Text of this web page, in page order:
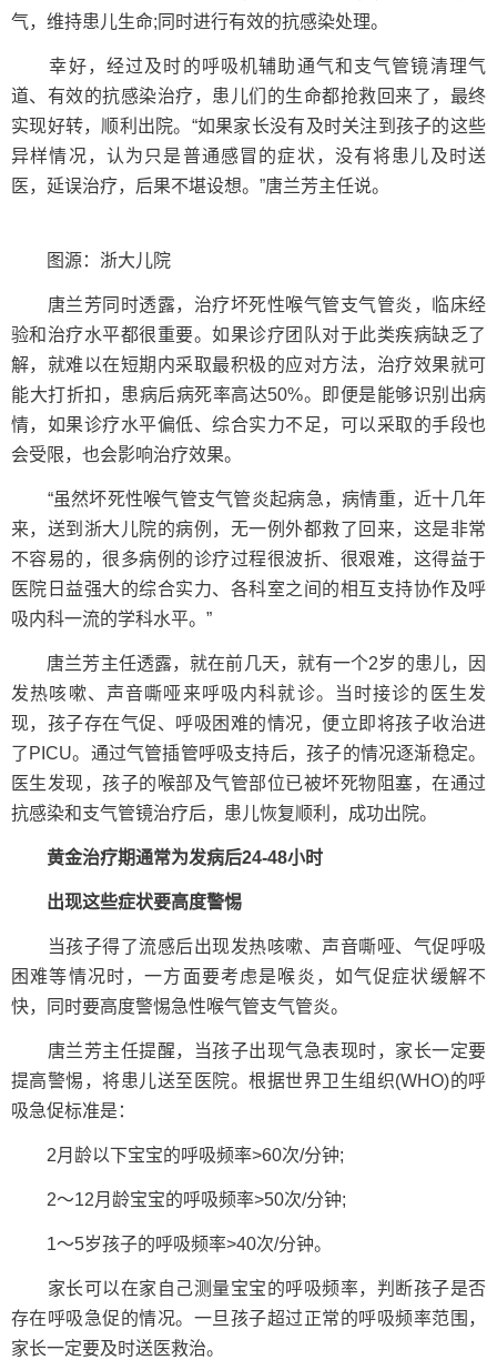
气，维持患儿生命;同时进行有效的抗感染处理。
幸好，经过及时的呼吸机辅助通气和支气管镜清理气
道、有效的抗感染治疗，患儿们的生命都抢救回来了，最终
实现好转，顺利出院。“如果家长没有及时关注到孩子的这些
异样情况，认为只是普通感冒的症状，没有将患儿及时送
医，延误治疗，后果不堪设想。”唐兰芳主任说。
图源：浙大儿院
唐兰芳同时透露，治疗坏死性喉气管支气管炎，临床经
验和治疗水平都很重要。如果诊疗团队对于此类疾病缺乏了
解，就难以在短期内采取最积极的应对方法，治疗效果就可
能大打折扣，患病后病死率高达50%。即便是能够识别出病
情，如果诊疗水平偏低、综合实力不足，可以采取的手段也
会受限，也会影响治疗效果。
“虽然坏死性喉气管支气管炎起病急，病情重，近十几年
来，送到浙大儿院的病例，无一例外都救了回来，这是非常
不容易的，很多病例的诊疗过程很波折、很艰难，这得益于
医院日益强大的综合实力、各科室之间的相互支持协作及呼
吸内科一流的学科水平。”
唐兰芳主任透露，就在前几天，就有一个2岁的患儿，因
发热咳嗽、声音嘶哑来呼吸内科就诊。当时接诊的医生发
现，孩子存在气促、呼吸困难的情况，便立即将孩子收治进
了PICU。通过气管插管呼吸支持后，孩子的情况逐渐稳定。
医生发现，孩子的喉部及气管部位已被坏死物阻塞，在通过
抗感染和支气管镜治疗后，患儿恢复顺利，成功出院。
黄金治疗期通常为发病后24-48小时
出现这些症状要高度警惕
当孩子得了流感后出现发热咳嗽、声音嘶哑、气促呼吸
困难等情况时，一方面要考虑是喉炎，如气促症状缓解不
快，同时要高度警惕急性喉气管支气管炎。
唐兰芳主任提醒，当孩子出现气急表现时，家长一定要
提高警惕，将患儿送至医院。根据世界卫生组织(WHO)的呼
吸急促标准是：
2月龄以下宝宝的呼吸频率>60次/分钟;
2～12月龄宝宝的呼吸频率>50次/分钟;
1～5岁孩子的呼吸频率>40次/分钟。
家长可以在家自己测量宝宝的呼吸频率，判断孩子是否
存在呼吸急促的情况。一旦孩子超过正常的呼吸频率范围，
家长一定要及时送医救治。